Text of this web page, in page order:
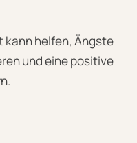
kann helfen, Ängste
und eine positive